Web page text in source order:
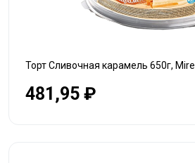
Торт Сливочная карамель 650г, Mirel
481,95 ₽